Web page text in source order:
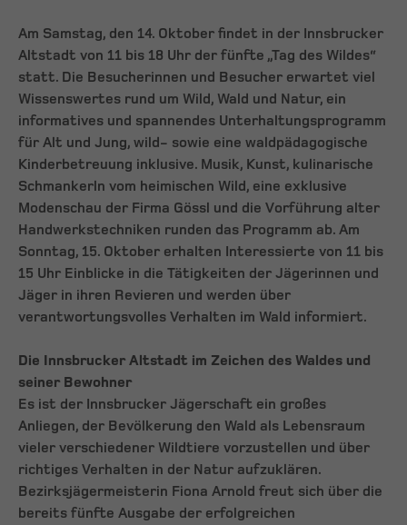
Am Samstag, den 14. Oktober findet in der Innsbrucker
Altstadt von 11 bis 18 Uhr der fünfte „Tag des Wildes“
statt. Die Besucherinnen und Besucher erwartet viel
Wissenswertes rund um Wild, Wald und Natur, ein
informatives und spannendes Unterhaltungsprogramm
für Alt und Jung, wild- sowie eine waldpädagogische
Kinderbetreuung inklusive. Musik, Kunst, kulinarische
Schmankerln vom heimischen Wild, eine exklusive
Modenschau der Firma Gössl und die Vorführung alter
Handwerkstechniken runden das Programm ab. Am
Sonntag, 15. Oktober erhalten Interessierte von 11 bis
15 Uhr Einblicke in die Tätigkeiten der Jägerinnen und
Jäger in ihren Revieren und werden über
verantwortungsvolles Verhalten im Wald informiert.
Die Innsbrucker Altstadt im Zeichen des Waldes und
seiner Bewohner
Es ist der Innsbrucker Jägerschaft ein großes
Anliegen, der Bevölkerung den Wald als Lebensraum
vieler verschiedener Wildtiere vorzustellen und über
richtiges Verhalten in der Natur aufzuklären.
Bezirksjägermeisterin Fiona Arnold freut sich über die
bereits fünfte Ausgabe der erfolgreichen